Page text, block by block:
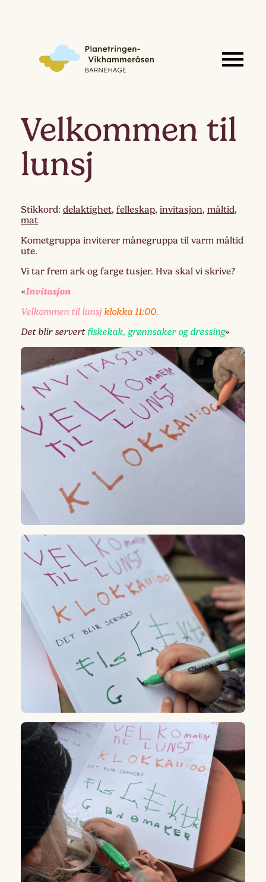
Velkommen til
lunsj
Stikkord: delaktighet, felleskap, invitasjon, måltid,
mat
Kometgruppa inviterer månegruppa til varm måltid
ute.
Vi tar frem ark og farge tusjer. Hva skal vi skrive?
«Invitasjon
Velkommen til lunsj klokka 11:00.
Det blir servertfiskekak, grønnsaker og dressing»